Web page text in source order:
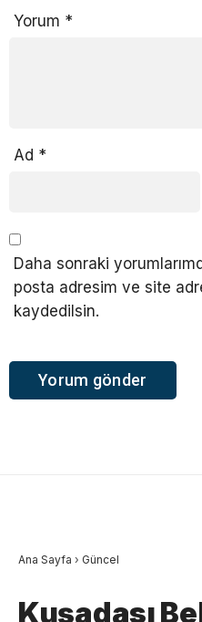
Yorum *
Ad *
Daha sonraki
posta adresim ve site
kaydedilsin.
Ana Sayfa › Güncel
Kuşadası